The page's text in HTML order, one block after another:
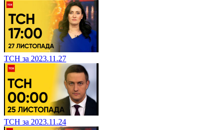
ТСН за 2023.11.27
ТСН за 2023.11.24